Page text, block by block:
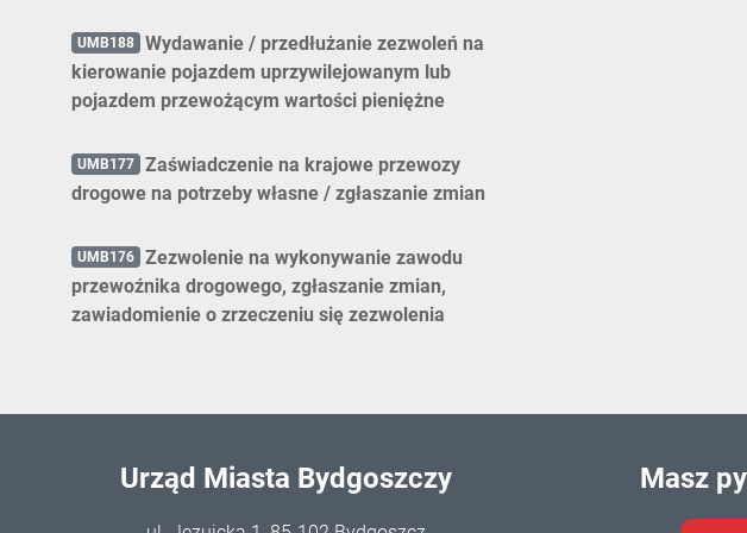
UMB188 Wydawanie / przedłużanie zezwoleń na
kierowanie pojazdem uprzywilejowanym lub
pojazdem przewożącym wartości pieniężne
UMB177 Zaświadczenie na krajowe przewozy
drogowe na potrzeby własne / zgłaszanie zmian
UMB176 Zezwolenie na wykonywanie zawodu
przewoźnika drogowego, zgłaszanie zmian,
zawiadomienie o zrzeczeniu się zezwolenia
Urząd Miasta Bydgoszczy Masz